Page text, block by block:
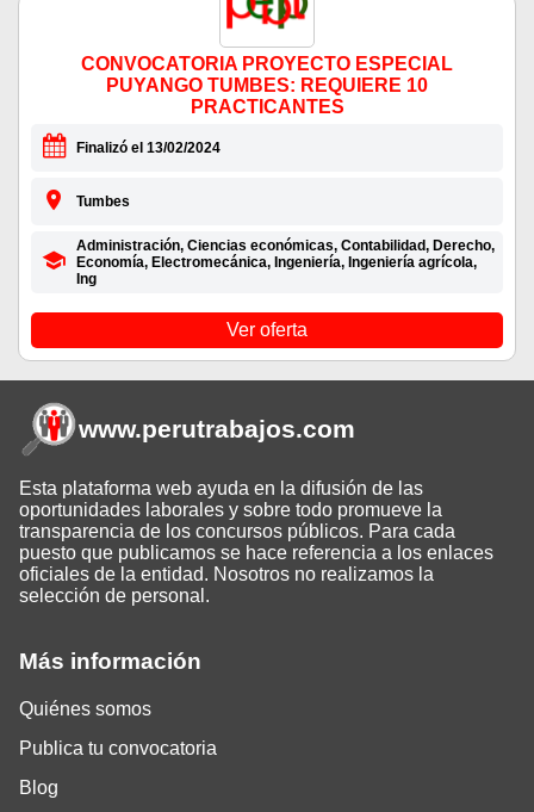
CONVOCATORIA PROYECTO ESPECIAL
PUYANGO TUMBES: REQUIERE 10
PRACTICANTES
Finalizó el 13/02/2024
Tumbes
Administración, Ciencias económicas, Contabilidad, Derecho,
Economía, Electromecánica, Ingeniería, Ingeniería agrícola,
Ing
Ver oferta
Más información
Quiénes somos
Publica tu convocatoria
Blog
www.perutrabajos.com
Esta plataforma web ayuda en la difusión de las
oportunidades laborales y sobre todo promueve la
transparencia de los concursos públicos. Para cada
puesto que publicamos se hace referencia a los enlaces
oficiales de la entidad. Nosotros no realizamos la
selección de personal.